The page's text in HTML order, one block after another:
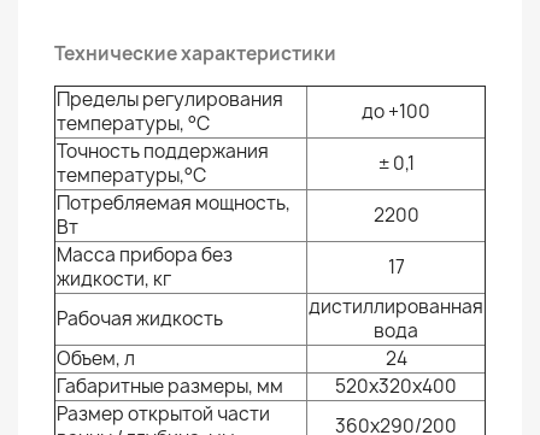
Технические характеристики
Пределы регулирования
температуры, °С
до +100
Точность поддержания
температуры,°С
± 0,1
Потребляемая мощность,
Вт
2200
Масса прибора без
жидкости, кг
17
Рабочая жидкость
дистиллированная
вода
Объем, л
24
Габаритные размеры, мм
520х320х400
Размер открытой части
360х290/200